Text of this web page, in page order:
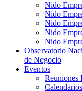
Nido
Nido
Nido
Nido
Nido
Observatorio
de Negocio
Eventos
Reuniones